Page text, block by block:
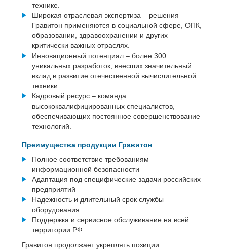
технике.
Широкая отраслевая экспертиза – решения
Гравитон применяются в социальной сфере, ОПК,
образовании, здравоохранении и других
критически важных отраслях.
Инновационный потенциал – более 300
уникальных разработок, внесших значительный
вклад в развитие отечественной вычислительной
техники.
Кадровый ресурс – команда
высококвалифицированных специалистов,
обеспечивающих постоянное совершенствование
технологий.
Преимущества продукции Гравитон
Полное соответствие требованиям
информационной безопасности
Адаптация под специфические задачи российских
предприятий
Надежность и длительный срок службы
оборудования
Поддержка и сервисное обслуживание на всей
территории РФ
Гравитон продолжает укреплять позиции